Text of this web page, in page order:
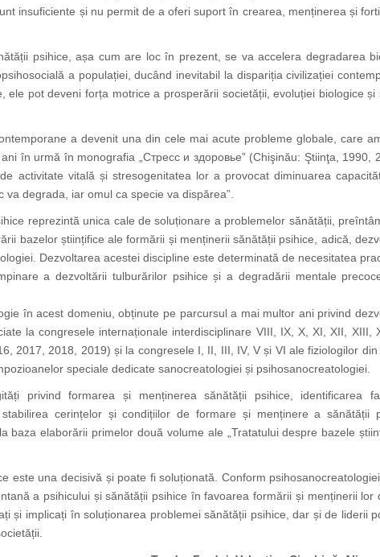
insuficiente și nu permit de a oferi suport în crearea, menținerea și
psihice, așa cum are loc în prezent, se va accelera degradarea
a populației, ducând inevitabil la dispariția civilizației
pot deveni forța motrice a prosperării societății, evoluției biologice și
a devenit una din cele mai acute probleme globale, care
în urmă în monografia „Стресс и здоровье” (Chişinău: Ştiinţa, 1990,
activitate vitală și stresogenitatea lor a provocat diminuarea
degrada, iar omul ca specie va dispărea”.
reprezintă unica cale de soluționare a problemelor sănătății,
bazelor științifice ale formării și menținerii sănătății psihice, adică,
Dezvoltarea acestei discipline este determinată de necesitatea
a dezvoltării tulburărilor psihice și a degradării mentale
în acest domeniu, obținute pe parcursul a mai multor ani privind
la congresele internaționale interdisciplinare VIII, IX, X, XI, XII, XIII,
2017, 2018, 2019) și la congresele I, II, III, IV, V și VI ale fiziologilor din
speciale dedicate sanocreatologiei și psihosanocreatologiei.
privind formarea și menținerea sănătății psihice, identificarea
cerințelor și condițiilor de formare și menținere a sănătății
elaborării primelor două volume ale „Tratatului despre bazele
este una decisivă și poate fi soluționată. Conform
a psihicului și sănătății psihice în favoarea formării și menținerii lor
și implicați în soluționarea problemei sănătății psihice, dar și de liderii